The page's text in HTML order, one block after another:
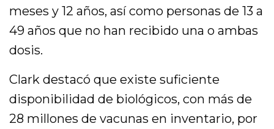
meses y 12 años, así como personas de 13 a
49 años que no han recibido una o ambas
dosis.
Clark destacó que existe suficiente
disponibilidad de biológicos, con más de
28 millones de vacunas en inventario, por